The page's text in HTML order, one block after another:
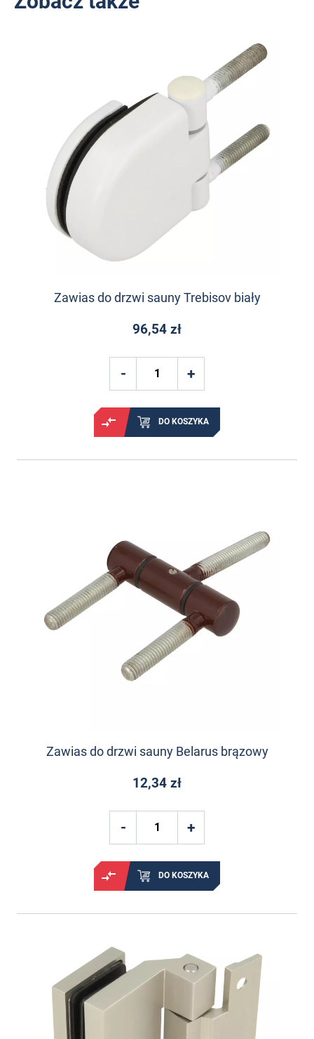
Zawias do drzwi sauny Trebisov biały
96,54 zł
DO KOSZYKA
Zawias do drzwi sauny Belarus brązowy
12,34 zł
DO KOSZYKA